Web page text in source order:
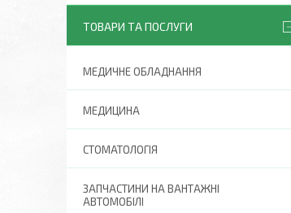
ТОВАРИ ТА ПОСЛУГИ
МЕДИЧНЕ ОБЛАДНАННЯ
МЕДИЦИНА
СТОМАТОЛОГІЯ
ЗАПЧАСТИНИ НА ВАНТАЖНІ
АВТОМОБІЛІ